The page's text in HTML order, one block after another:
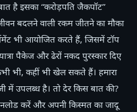
है इसका “करोड़पति जैकपॉट”
बदलने वाली रकम जीतने का मौका
भी आयोजित करते हैं, जिसमें टॉप
पैकेज और ढेरों नकद पुरस्कार दिए
भी, कहीं भी खेल सकते हैं। हमारा
में उपलब्ध है। तो देर किस बात की?
करें और अपनी किस्मत का जादू